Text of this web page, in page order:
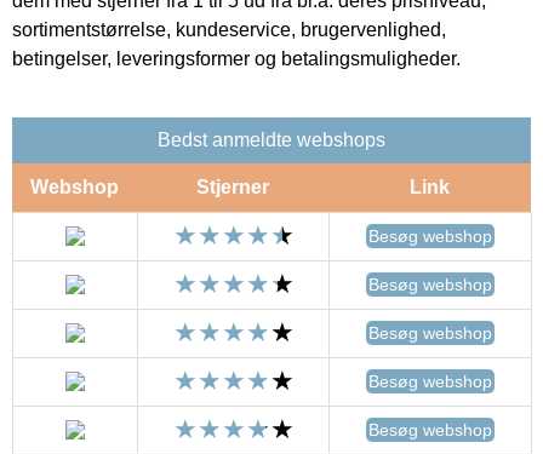
sortimentstørrelse, kundeservice, brugervenlighed,
betingelser, leveringsformer og betalingsmuligheder.
Bedst anmeldte webshops
Webshop Stjerner Link
Besøg webshop
Besøg webshop
Besøg webshop
Besøg webshop
Besøg webshop